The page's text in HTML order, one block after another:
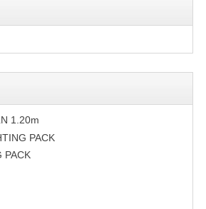
Pieces Détachées Sav
Amplificateurs (L 100v)
Ligne 100V 4-8 Ohm
1.20m
PACK
PACK